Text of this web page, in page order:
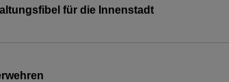
für die Innenstadt